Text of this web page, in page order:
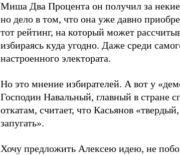
Миша Два Процента он получил за
но дело в том, что она уже давно
тот рейтинг, на который может
избираясь куда угодно. Даже среди
настроенного электората.
Но это мнение избирателей. А вот у
Господин Навальный, главный в стране
откатам, считает, что Касьянов
запугать».
Хочу предложить Алексею идею, не